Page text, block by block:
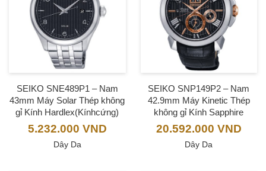
SEIKO SNE489P1 – Nam
43mm Máy Solar Thép không
gỉ Kính Hardlex(Kínhcứng)
5.232.000 VND
Dây Da
SEIKO SNP149P2 – Nam
42.9mm Máy Kinetic Thép
không gỉ Kính Sapphire
20.592.000 VND
Dây Da